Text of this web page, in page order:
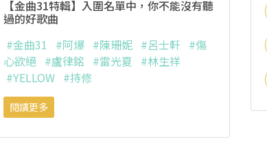
【金曲31特輯】入圍名單中，你不能沒有聽
過的好歌曲
#金曲31
#阿爆 #陳珊妮 #呂士軒 #傷
心欲絕 #盧律銘 #雷光夏 #林生祥
#YELLOW #持修
閱讀更多